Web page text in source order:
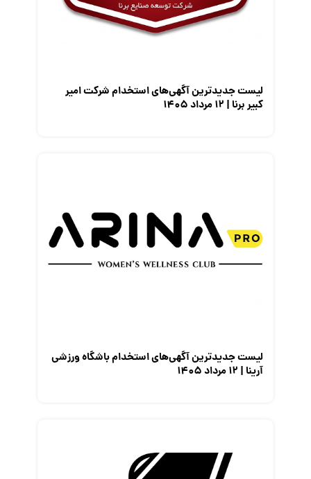
معرفی متخصصان منابع انسانی
لیست جدیدترین آگهی‌های استخدام شرکت امیر
کبیر برنا | ۱۲ مرداد ۱۴۰۵
لیست جدیدترین آگهی‌های استخدام باشگاه ورزشی
آرینا | ۱۲ مرداد ۱۴۰۵